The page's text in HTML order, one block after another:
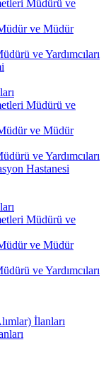
Müdürü ve
ve Müdür
ve Yardımcıları
Müdürü ve
ve Müdür
ve Yardımcıları
Hastanesi
Müdürü ve
ve Müdür
ve Yardımcıları
İlanları